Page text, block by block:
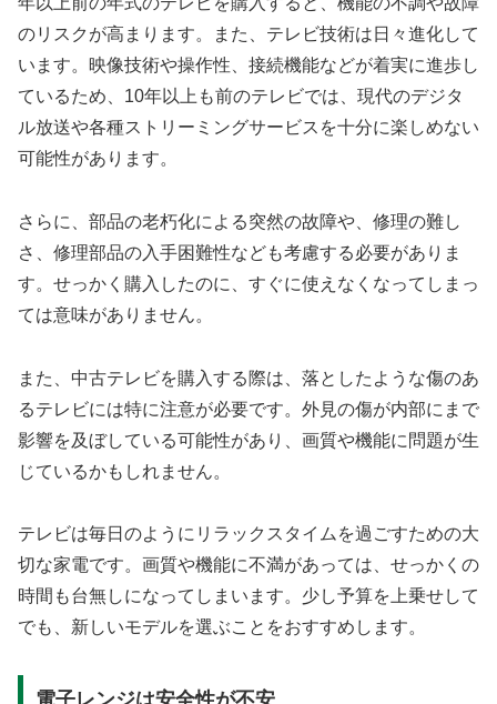
のリスクが高まります。また、テレビ技術は日々進化して
います。映像技術や操作性、接続機能などが着実に進歩し
ているため、10年以上も前のテレビでは、現代のデジタ
ル放送や各種ストリーミングサービスを十分に楽しめない
可能性があります。
さらに、部品の老朽化による突然の故障や、修理の難し
さ、修理部品の入手困難性なども考慮する必要がありま
す。せっかく購入したのに、すぐに使えなくなってしまっ
ては意味がありません。
また、中古テレビを購入する際は、落としたような傷のあ
るテレビには特に注意が必要です。外見の傷が内部にまで
影響を及ぼしている可能性があり、画質や機能に問題が生
じているかもしれません。
テレビは毎日のようにリラックスタイムを過ごすための大
切な家電です。画質や機能に不満があっては、せっかくの
時間も台無しになってしまいます。少し予算を上乗せして
でも、新しいモデルを選ぶことをおすすめします。